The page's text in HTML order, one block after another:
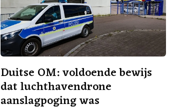
Duitse OM: voldoende bewijs
dat luchthavendrone
aanslagpoging was